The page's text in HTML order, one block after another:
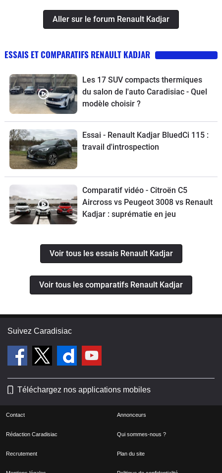
Aller sur le forum Renault Kadjar
ESSAIS ET COMPARATIFS RENAULT KADJAR
Les 17 SUV compacts thermiques
du salon de l'auto Caradisiac - Quel
modèle choisir ?
Essai - Renault Kadjar BluedCi 115 :
travail d'introspection
Comparatif vidéo - Citroën C5
Aircross vs Peugeot 3008 vs Renault
Kadjar : suprématie en jeu
Voir tous les essais Renault Kadjar
Voir tous les comparatifs Renault Kadjar
Suivez Caradisiac
Téléchargez nos applications mobiles
Contact Annonceurs
Rédaction Caradisiac Qui sommes-nous ?
Recrutement Plan du site